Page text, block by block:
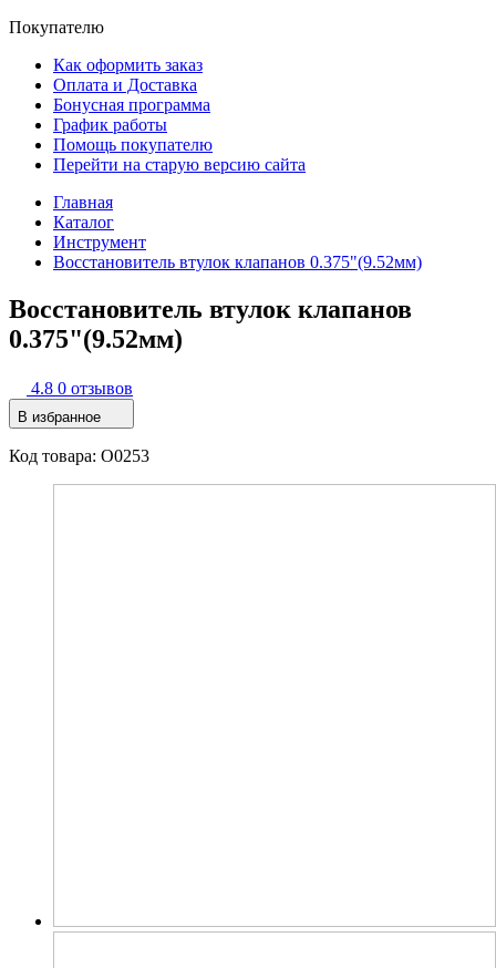
Покупателю
Как оформить заказ
Оплата и Доставка
Бонусная программа
График работы
Помощь покупателю
Перейти на старую версию сайта
Главная
Каталог
Инструмент
Восстановитель втулок клапанов 0.375"(9.52мм)
Восстановитель втулок клапанов
0.375"(9.52мм)
4.8 0 отзывов
В избранное
Код товара: O0253